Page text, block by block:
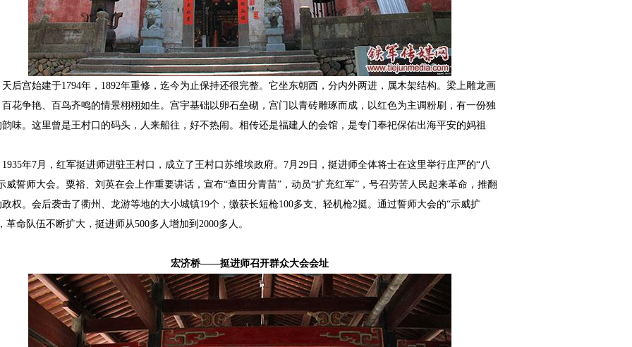
宫始建于1794年， 1892年重修，迄今为止保持还很完整。它坐东朝西，分内外两进，属木架结构。梁上雕龙画
百花争艳、百鸟齐鸣的情景栩栩如生。宫宇基础以卵石垒砌，宫门以青砖雕琢而成，以红色为主调粉刷，有一份独
韵味。这里曾是王村口的码头，人来船往，好不热闹。相传还是福建人的会馆，是专门奉祀保佑出海平安的妈祖
1935年7月，红军挺进师进驻王村口，成立了王村口苏维埃政府。 7月 29 日，挺进师全体将士在这里举行庄严的“八
威誓师大会。粟裕、刘英在会上作重要讲话，宣布“查田分青苗”，动员“扩充红军”，号召劳苦人民起来革命，推翻
政权。会后袭击了衢州、龙游等地的大小城镇19个，缴获长短枪100多支、轻机枪2挺。通过誓师大会的“示威扩
革命队伍不断扩大，挺进师从500多人增加到 2000多人。
宏济桥——挺进师召开群众大会会址